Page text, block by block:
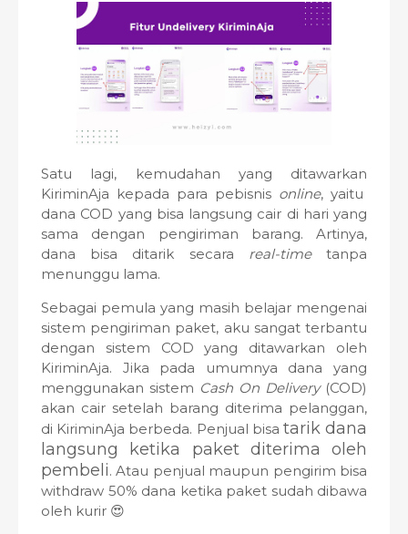
Satu lagi, kemudahan yang ditawarkan
KiriminAja kepada para pebisnis online, yaitu
dana COD yang bisa langsung cair di hari yang
sama dengan pengiriman barang. Artinya,
dana bisa ditarik secara real-timetanpa
menunggu lama.
Sebagai pemula yang masih belajar mengenai
sistem pengiriman paket, aku sangat terbantu
dengan sistem COD yang ditawarkan oleh
KiriminAja. Jika pada umumnya dana yang
menggunakan sistem Cash On Delivery(COD)
akan cair setelah barang diterima pelanggan,
di KiriminAja berbeda. Penjual bisa tarik dana
langsung ketika paket diterima oleh
pembeli. Atau penjual maupun pengirim bisa
withdraw 50% dana ketika paket sudah dibawa
oleh kurir 😍